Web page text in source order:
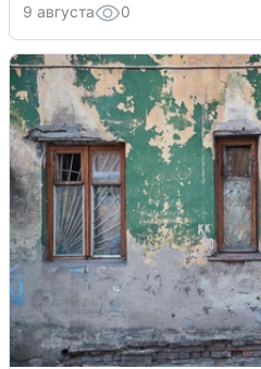
9 августа 0